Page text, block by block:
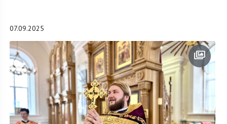
07.09.2025